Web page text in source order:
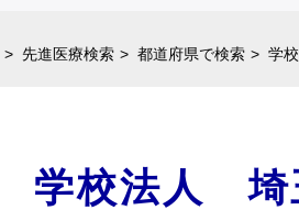
先進医療検索 都道府県で検索 学
学校法人 埼